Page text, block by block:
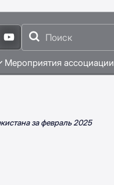
Мероприятия ассоциации
за февраль 2025